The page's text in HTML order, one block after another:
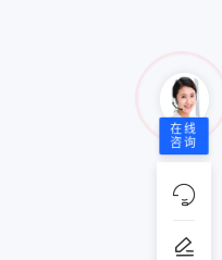
在线
咨询